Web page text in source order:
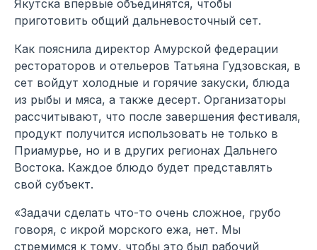
Якутска впервые объединятся, чтобы
приготовить общий дальневосточный сет.
Как пояснила директор Амурской федерации
рестораторов и отельеров Татьяна Гудзовская, в
сет войдут холодные и горячие закуски, блюда
из рыбы и мяса, а также десерт. Организаторы
рассчитывают, что после завершения фестиваля,
продукт получится использовать не только в
Приамурье, но и в других регионах Дальнего
Востока. Каждое блюдо будет представлять
свой субъект.
«Задачи сделать что-то очень сложное, грубо
говоря, с икрой морского ежа, нет. Мы
стремимся к тому, чтобы это был рабочий